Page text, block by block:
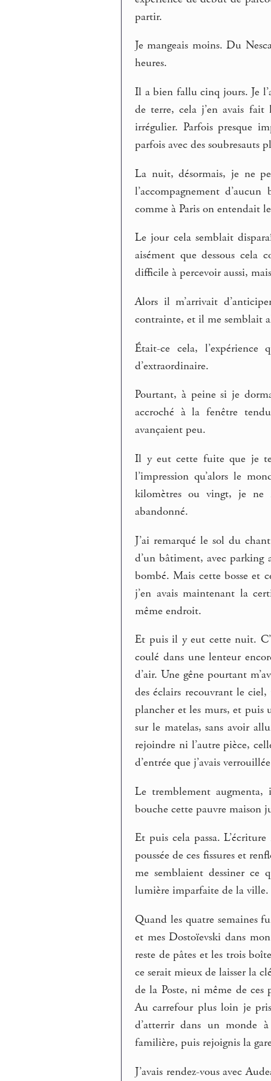
partir.
Je mangeais moins. Du
heures.
Il a bien fallu cinq jours. Je
de terre, cela j’en avais
irrégulier. Parfois presque
parfois avec des soubresauts
La nuit, désormais, je ne
l’accompagnement
comme à Paris on entendait
Le jour cela semblait
aisément que dessous
difficile à percevoir aussi,
Alors il m’arrivait
contrainte, et il me semblait
Était-ce cela,
d’extraordinaire.
Pourtant, à peine si je
accroché à la fenêtre
avançaient peu.
Il y eut cette fuite que je
l’impression qu’alors le
kilomètres ou vingt, je ne
abandonné.
J’ai remarqué le sol du
d’un bâtiment, avec parking
bombé. Mais cette bosse et
j’en avais maintenant la
même endroit.
Et puis il y eut cette nuit.
coulé dans une lenteur
d’air. Une gêne pourtant
des éclairs recouvrant le
plancher et les murs, et
sur le matelas, sans avoir
rejoindre ni l’autre pièce,
d’entrée que j’avais
Le tremblement
bouche cette pauvre maison
Et puis cela passa.
poussée de ces fissures et
me semblaient dessiner ce
lumière imparfaite de la ville.
Quand les quatre semaines
et mes Dostoïevski dans
reste de pâtes et les trois
ce serait mieux de laisser la
de la Poste, ni même de
Au carrefour plus loin je
d’atterrir dans un monde
familière, puis rejoignis la
J’avais rendez-vous avec